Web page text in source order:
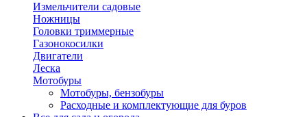
Измельчители садовые
Ножницы
Головки триммерные
Газонокосилки
Двигатели
Леска
Мотобуры
Мотобуры, бензобуры
Расходные и комплектующие для буров